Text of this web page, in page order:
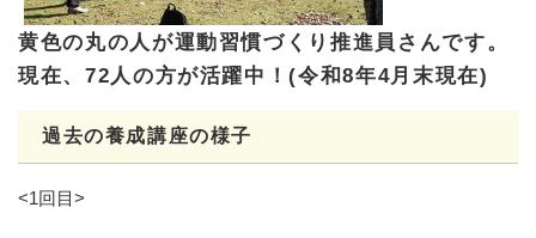
黄色の丸の人が運動習慣づくり推進員さんです。
現在、72人の方が活躍中！(令和8年4月末現在)
過去の養成講座の様子
<1回目>